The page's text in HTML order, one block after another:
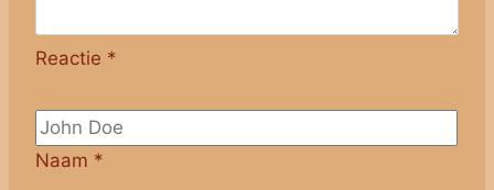
Reactie *
Naam *